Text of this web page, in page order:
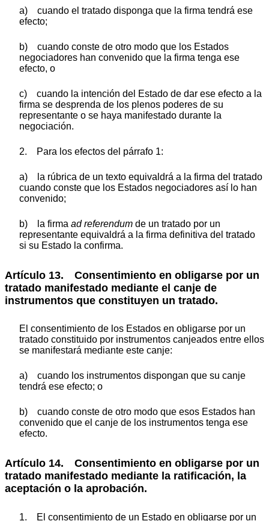
a) cuando el tratado disponga que la firma tendrá ese
efecto;
b) cuando conste de otro modo que los Estados
negociadores han convenido que la firma tenga ese
efecto, o
c) cuando la intención del Estado de dar ese efecto a la
firma se desprenda de los plenos poderes de su
representante o se haya manifestado durante la
negociación.
2. Para los efectos del párrafo 1:
a) la rúbrica de un texto equivaldrá a la firma del tratado
cuando conste que los Estados negociadores así lo han
convenido;
b) la firma ad referendum de un tratado por un
representante equivaldrá a la firma definitiva del tratado
si su Estado la confirma.
Artículo 13. Consentimiento en obligarse por un
tratado manifestado mediante el canje de
instrumentos que constituyen un tratado.
El consentimiento de los Estados en obligarse por un
tratado constituido por instrumentos canjeados entre ellos
se manifestará mediante este canje:
a) cuando los instrumentos dispongan que su canje
tendrá ese efecto; o
b) cuando conste de otro modo que esos Estados han
convenido que el canje de los instrumentos tenga ese
efecto.
Artículo 14. Consentimiento en obligarse por un
tratado manifestado mediante la ratificación, la
aceptación o la aprobación.
1. El consentimiento de un Estado en obligarse por un